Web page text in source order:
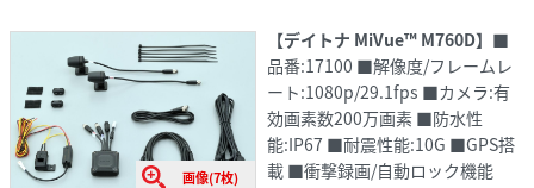
画像(7枚)
【デイトナ MiVue™ M760D】 ■
品番:17100 ■解像度/フレームレ
ート:1080p/29.1fps ■カメラ:有
効画素数200万画素 ■防水性
能:IP67 ■耐震性能:10G ■GPS搭
載 ■衝撃録画/自動ロック機能